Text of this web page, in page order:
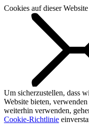
Cookies auf dieser Website
Um sicherzustellen, dass
Website bieten,
weiterhin verwenden,
Cookie-Richtlinie